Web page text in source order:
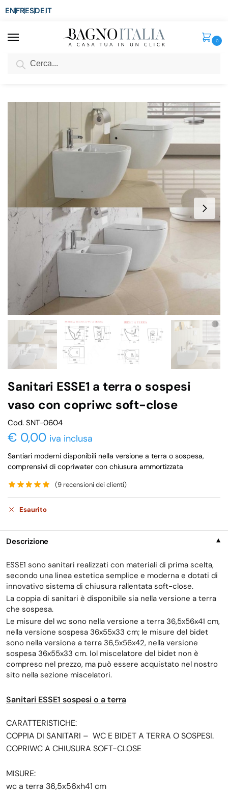
ENFRESDEIT
0
SCONTO del 3%
Sanitari ESSE1 a terra o sospesi
vaso con copriwc soft-close
Cod. SNT-0604
€ 0,00 iva inclusa
Santiari moderni disponibili nella versione a terra o sospesa,
comprensivi di copriwater con chiusura ammortizzata
(9 recensioni dei clienti)
Esaurito
Descrizione ▼
ESSE1 sono sanitari realizzati con materiali di prima scelta,
secondo una linea estetica semplice e moderna e dotati di
innovativo sistema di chiusura rallentata soft-close.
La coppia di sanitari è disponibile sia nella versione a terra
che sospesa.
Le misure del wc sono nella versione a terra 36,5x56x41 cm,
nella versione sospesa 36x55x33 cm; le misure del bidet
sono nella versione a terra 36,5x56x42, nella versione
sospesa 36x55x33 cm. Iol miscelatore del bidet non è
compreso nel prezzo, ma può essere acquistato nel nostro
sito nella sezione miscelatori.
Sanitari ESSE1 sospesi o a terra
CARATTERISTICHE:
COPPIA DI SANITARI – WC E BIDET A TERRA O SOSPESI.
COPRIWC A CHIUSURA SOFT-CLOSE
MISURE:
wc a terra 36,5x56xh41 cm